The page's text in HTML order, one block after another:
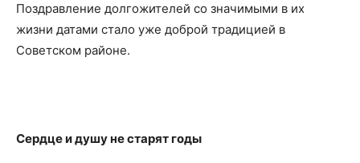
Поздравление долгожителей со значимыми в их
жизни датами стало уже доброй традицией в
Советском районе.
Сердце и душу не старят годы